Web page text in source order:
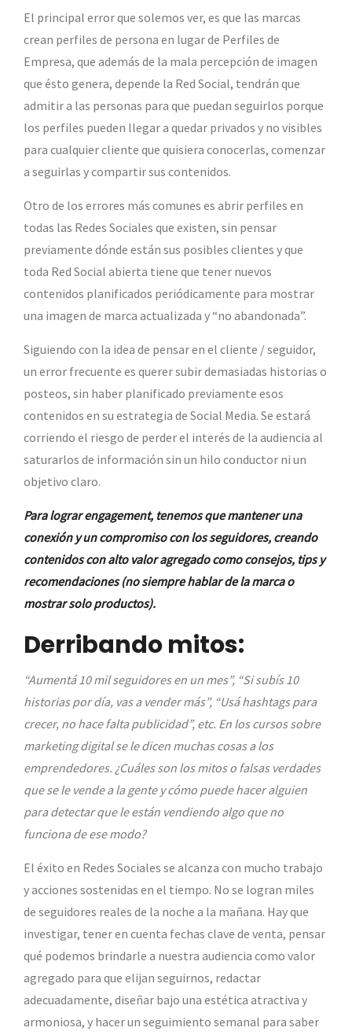
El principal error que solemos ver, es que las marcas
crean perfiles de persona en lugar de Perfiles de
Empresa, que además de la mala percepción de imagen
que ésto genera, depende la Red Social, tendrán que
admitir a las personas para que puedan seguirlos porque
los perfiles pueden llegar a quedar privados y no visibles
para cualquier cliente que quisiera conocerlas, comenzar
a seguirlas y compartir sus contenidos.
Otro de los errores más comunes es abrir perfiles en
todas las Redes Sociales que existen, sin pensar
previamente dónde están sus posibles clientes y que
toda Red Social abierta tiene que tener nuevos
contenidos planificados periódicamente para mostrar
una imagen de marca actualizada y “no abandonada”.
Siguiendo con la idea de pensar en el cliente / seguidor,
un error frecuente es querer subir demasiadas historias o
posteos, sin haber planificado previamente esos
contenidos en su estrategia de Social Media. Se estará
corriendo el riesgo de perder el interés de la audiencia al
saturarlos de información sin un hilo conductor ni un
objetivo claro.
Para lograr engagement, tenemos que mantener una
conexión y un compromiso con los seguidores, creando
contenidos con alto valor agregado como consejos, tips y
recomendaciones (no siempre hablar de la marca o
mostrar solo productos).
Derribando mitos:
“Aumentá 10 mil seguidores en un mes”, “Si subís 10
historias por día, vas a vender más”, “Usá hashtags para
crecer, no hace falta publicidad”, etc. En los cursos sobre
marketing digital se le dicen muchas cosas a los
emprendedores. ¿Cuáles son los mitos o falsas verdades
que se le vende a la gente y cómo puede hacer alguien
para detectar que le están vendiendo algo que no
funciona de ese modo?
El éxito en Redes Sociales se alcanza con mucho trabajo
y acciones sostenidas en el tiempo. No se logran miles
de seguidores reales de la noche a la mañana. Hay que
investigar, tener en cuenta fechas clave de venta, pensar
qué podemos brindarle a nuestra audiencia como valor
agregado para que elijan seguirnos, redactar
adecuadamente, diseñar bajo una estética atractiva y
armoniosa, y hacer un seguimiento semanal para saber